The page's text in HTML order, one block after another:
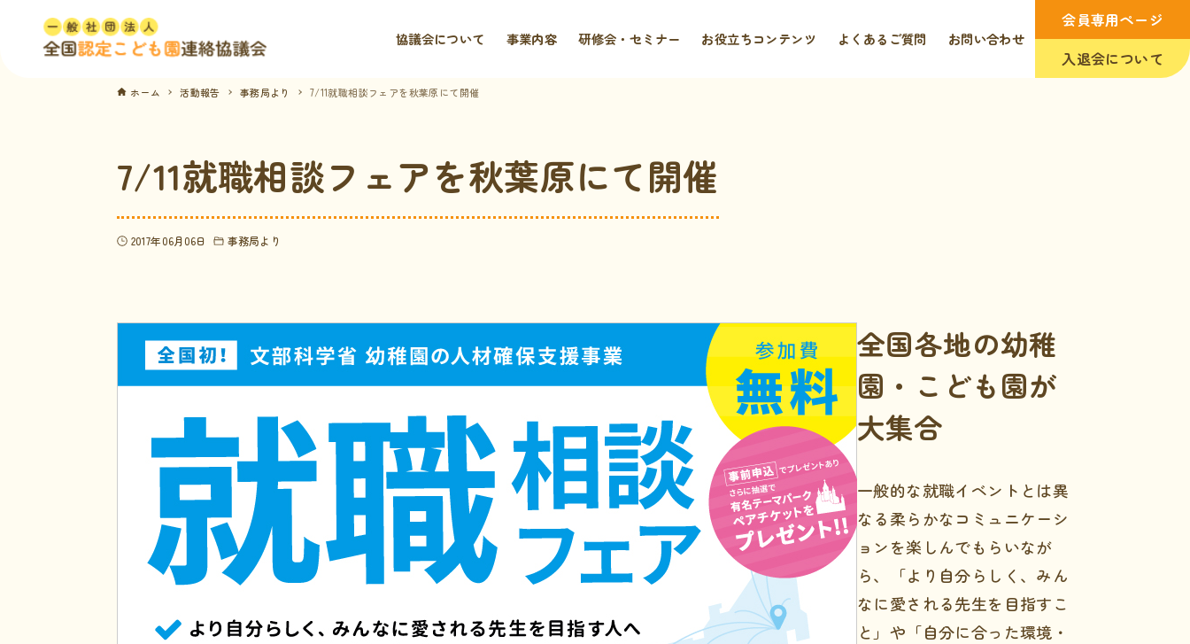
協議会について 事業内容 研修会・セミナー お役立ちコンテンツ よくあるご質問 お問い合わせ
会員専用ページ
入退会について
ホーム 活動報告 事務局より 7/11就職相談フェアを秋葉原にて開催
7/11就職相談フェアを秋葉原にて開催
2017年06月06日 事務局より
全国各地の幼稚
園・こども園が
大集合
一般的な就職イベントとは異
なる柔らかなコミュニケーシ
ョンを楽しんでもらいなが
ら、「より自分らしく、みん
なに愛される先生を目指すこ
と」や「自分に合った環境・